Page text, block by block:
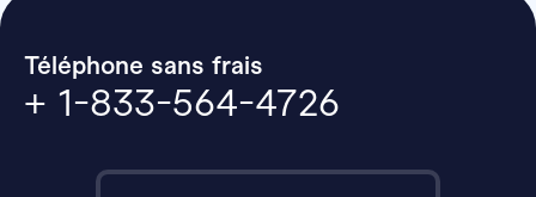
Téléphone sans frais
+ 1-833-564-4726